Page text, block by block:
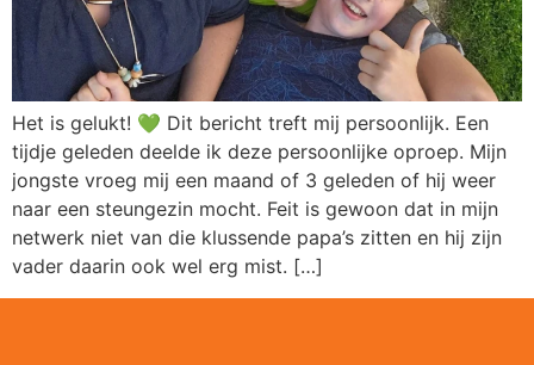
Het is gelukt! 💚 Dit bericht treft mij persoonlijk. Een
tijdje geleden deelde ik deze persoonlijke oproep. Mijn
jongste vroeg mij een maand of 3 geleden of hij weer
naar een steungezin mocht. Feit is gewoon dat in mijn
netwerk niet van die klussende papa’s zitten en hij zijn
vader daarin ook wel erg mist. […]